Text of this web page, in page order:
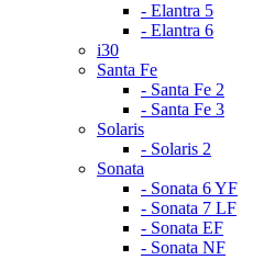
- Elantra 5
- Elantra 6
i30
Santa Fe
- Santa Fe 2
- Santa Fe 3
Solaris
- Solaris 2
Sonata
- Sonata 6 YF
- Sonata 7 LF
- Sonata EF
- Sonata NF